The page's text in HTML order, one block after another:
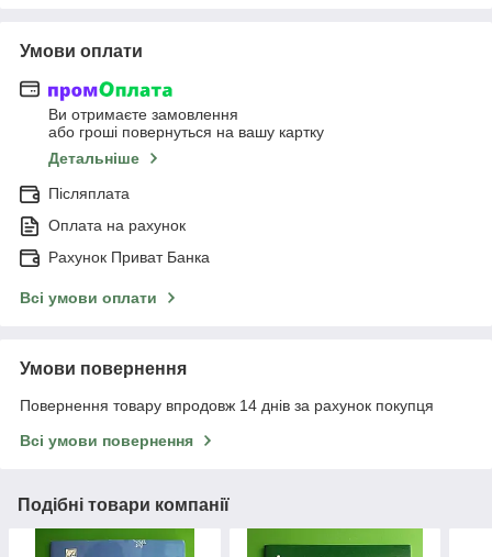
Умови оплати
Ви отримаєте замовлення
або гроші повернуться на вашу картку
Детальніше
Післяплата
Оплата на рахунок
Рахунок Приват Банка
Всі умови оплати
Умови повернення
Повернення товару впродовж 14 днів за рахунок покупця
Всі умови повернення
Подібні товари компанії